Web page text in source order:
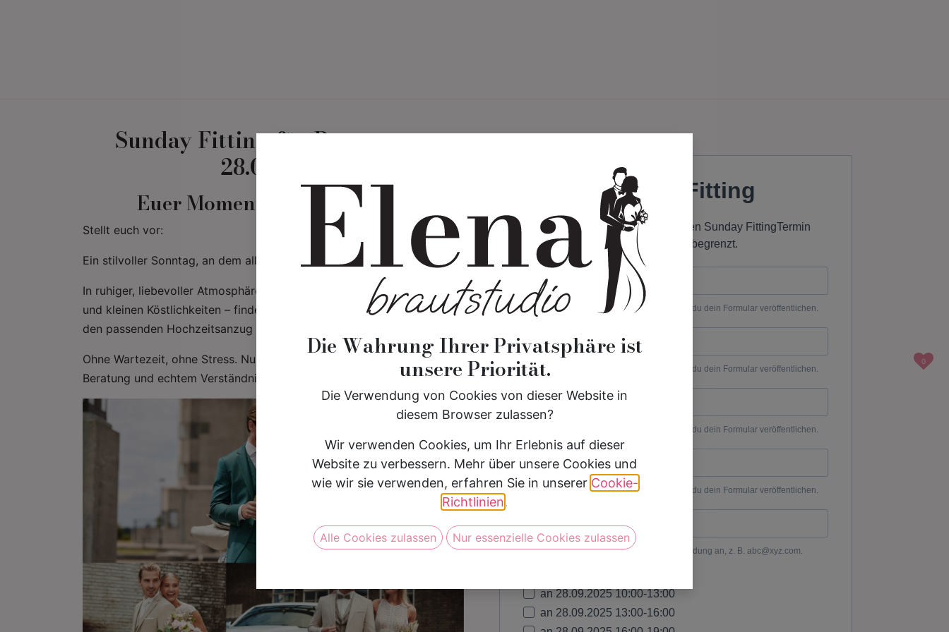
0
Sunday Fitting für Brautpaare
28.09.2025
Euer Moment. Ganz für euch.
Stellt euch vor:
Ein stilvoller Sonntag, an dem alles nur um euch und eure Liebe geht.
In ruhiger, liebevoller Atmosphäre – mit einem Glas Sekt in der Hand
und kleinen Köstlichkeiten – findet ihr ganz entspannt euer Traumkleid,
den passenden Hochzeitsanzug und die Ringe fürs Leben.
Ohne Wartezeit, ohne Stress. Nur ihr zwei – begleitet von persönlicher
Beratung und echtem Verständnis.
Die Wahrung Ihrer Privatsphäre ist
unsere Priorität.
Die Verwendung von Cookies von dieser Website in
diesem Browser zulassen?
Wir verwenden Cookies, um Ihr Erlebnis auf dieser
Website zu verbessern. Mehr über unsere Cookies und
wie wir sie verwenden, erfahren Sie in unserer Cookie-
Richtlinien.
Alle Cookies zulassen Nur essenzielle Cookies zulassen